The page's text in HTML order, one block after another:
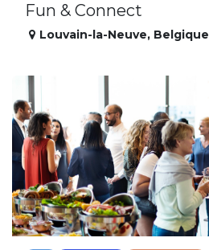
Fun & Connect
Louvain-la-Neuve, Belgique